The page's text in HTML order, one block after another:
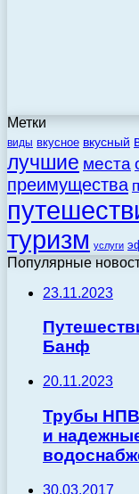
Метки
виды вкусное вкусный
лучшие места
преимущества
туризм услуги
Популярные
23.11.2023
Банф
20.11.2023
Трубы
и
30.03.2017